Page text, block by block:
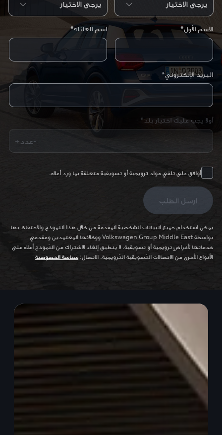
الاسم الأول* اسم العائلة*
البريد الإلكتروني*
أولا يجب عليك اختيار بلد*
+عدد-
أوافق على تلقي مواد ترويجية أو تسويقية متعلقة بما ورد أعلاه.
ارسل الطلب
يمكن استخدام جميع البيانات الشّخصية المقدمة من خلال هذا النّموذج والاحتفاظ بها
بواسطة Volkswagen Group Middle East ووكلائها المعتمدين ومقدمي
خدماتها لأغراضٍ ترويجية أو تسويقية. لا ينطبق إلغاء الاشتراك من النّموذج أعلاه على
الأنواع الأخرى من الاتصالات التّسويقية التّرويجية. الاتصال: سياسة الخصوصية